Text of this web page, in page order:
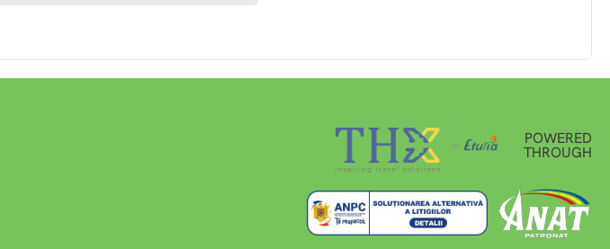
POWERED
THROUGH